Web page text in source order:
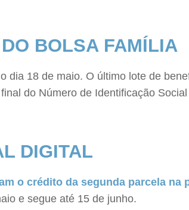
BOLSA FAMÍLIA
dia 18 de maio. O último lote de
do Número de Identificação
DIGITAL
o crédito da segunda parcela na
e segue até 15 de junho.